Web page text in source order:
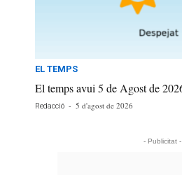
EL TEMPS
El temps avui 5 de Agost de
Redacció - 5 d'agost de 2026
- Publicitat -